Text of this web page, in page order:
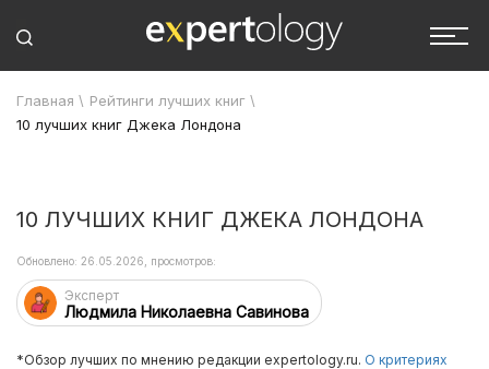
Главная \ Рейтинги лучших книг \
10 лучших книг Джека Лондона
10 ЛУЧШИХ КНИГ ДЖЕКА ЛОНДОНА
Эксперт
Людмила Николаевна Савинова
Обновлено: 26.05.2026, просмотров:
*Обзор лучших по мнению редакции expertology.ru. О критериях